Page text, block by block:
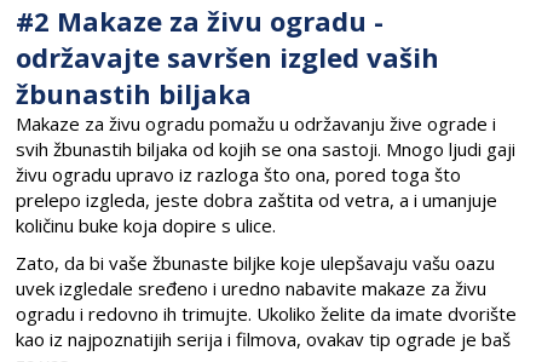
#2 Makaze za živu ogradu -
održavajte savršen izgled vaših
žbunastih biljaka
Makaze za živu ogradu pomažu u održavanju žive ograde i
svih žbunastih biljaka od kojih se ona sastoji. Mnogo ljudi gaji
živu ogradu upravo iz razloga što ona, pored toga što
prelepo izgleda, jeste dobra zaštita od vetra, a i umanjuje
količinu buke koja dopire s ulice.
Zato, da bi vaše žbunaste biljke koje ulepšavaju vašu oazu
uvek izgledale sređeno i uredno nabavite makaze za živu
ogradu i redovno ih trimujte. Ukoliko želite da imate dvorište
kao iz najpoznatijih serija i filmova, ovakav tip ograde je baš